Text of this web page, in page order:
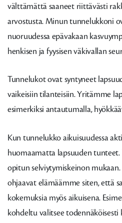
välttämättä saaneet riittävästi
arvostusta. Minun tunnelukkoni
nuoruudessa epävakaan
henkisen ja fyysisen väkivallan
Tunnelukot ovat syntyneet
vaikeisiin tilanteisiin. Yritämme
esimerkiksi antautumalla,
Kun tunnelukko aikuisuudessa
huomaamatta lapsuuden
opitun selviytymiskeinon mukaan.
ohjaavat elämäämme siten, että
kokemuksia myös aikuisena.
kohdeltu valitsee